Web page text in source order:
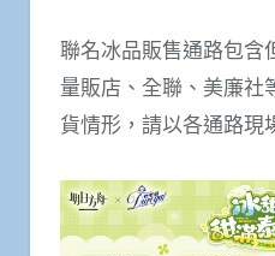
聯名冰品販售通路包含
量販店、全聯、美廉社
貨情形，請以各通路現